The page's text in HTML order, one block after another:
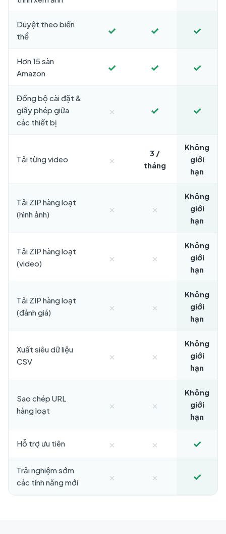
Duyệt theo biến
thể
✓ ✓ ✓
Hơn 15 sàn
Amazon
✓ ✓ ✓
Đồng bộ cài đặt &
giấy phép giữa
các thiết bị
× ✓ ✓
Tải từng video ×
3 /
tháng
Không
giới
hạn
Tải ZIP hàng loạt
(hình ảnh)
× ×
Không
giới
hạn
Tải ZIP hàng loạt
(video)
× ×
Không
giới
hạn
Tải ZIP hàng loạt
(đánh giá)
× ×
Không
giới
hạn
Xuất siêu dữ liệu
CSV
× ×
Không
giới
hạn
Sao chép URL
hàng loạt
× ×
Không
giới
hạn
Hỗ trợ ưu tiên × × ✓
Trải nghiệm sớm
các tính năng mới
× × ✓